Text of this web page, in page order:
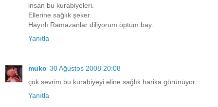
insan bu kurabiyeleri.
Ellerine sağlık şeker.
Hayırlı Ramazanlar diliyorum öptüm bay.
Yanıtla
muko 30 Ağustos 2008 20:08
çok sevrim bu kurabiyeyi eline sağlık harika görünüyor..
Yanıtla